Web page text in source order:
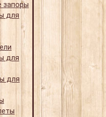
запоры
для
для
для